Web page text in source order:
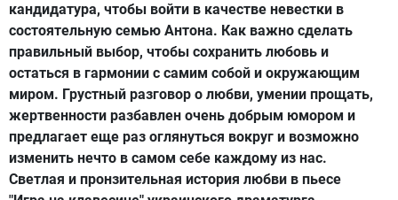
кандидатура, чтобы войти в качестве невестки в
состоятельную семью Антона. Как важно сделать
правильный выбор, чтобы сохранить любовь и
остаться в гармонии с самим собой и окружающим
миром. Грустный разговор о любви, умении прощать,
жертвенности разбавлен очень добрым юмором и
предлагает еще раз оглянуться вокруг и возможно
изменить нечто в самом себе каждому из нас.
Светлая и пронзительная история любви в пьесе